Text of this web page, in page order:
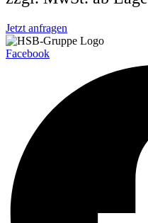
Jetzt anfragen
Facebook